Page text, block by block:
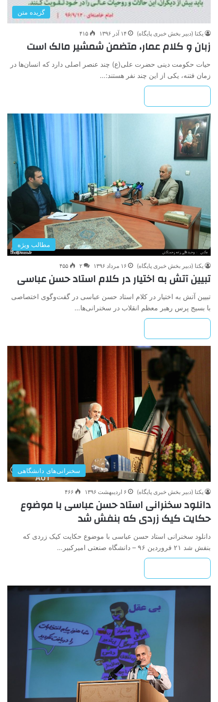
گزیده متن
یکتا (دبیر بخش خبری پایگاه) ۱۴ آذر ۱۳۹۶ ۴۱۵
زبان و کلام عمار، متضمن شمشیر مالک است
حیات حکومت دینی حضرت علی(ع) چند عنصر اصلی دارد که انسان‌ها در
زمان فتنه، یکی از این چند نفر هستند:…
مطالب ویژه
یکتا (دبیر بخش خبری پایگاه) ۱۶ مرداد ۱۳۹۶ ۲ ۴۵۵
تبیین آتش به اختیار در کلام استاد حسن عباسی
تبیین آتش به اختیار در کلام استاد حسن عباسی در گفت‌وگوی اختصاصی
با بسیج پرس رهبر معظم انقلاب در سخنرانی‌ها…
سخنرانی‌های دانشگاهی
یکتا (دبیر بخش خبری پایگاه) ۶ اردیبهشت ۱۳۹۶ ۴۶۶
دانلود سخنرانی استاد حسن عباسی با موضوع
حکایت کیک زردی که بنفش شد
دانلود سخنرانی استاد حسن عباسی با موضوع حکایت کیک زردی که
بنفش شد ۲۱ فروردین ۹۶ – دانشگاه صنعتی امیرکبیر…